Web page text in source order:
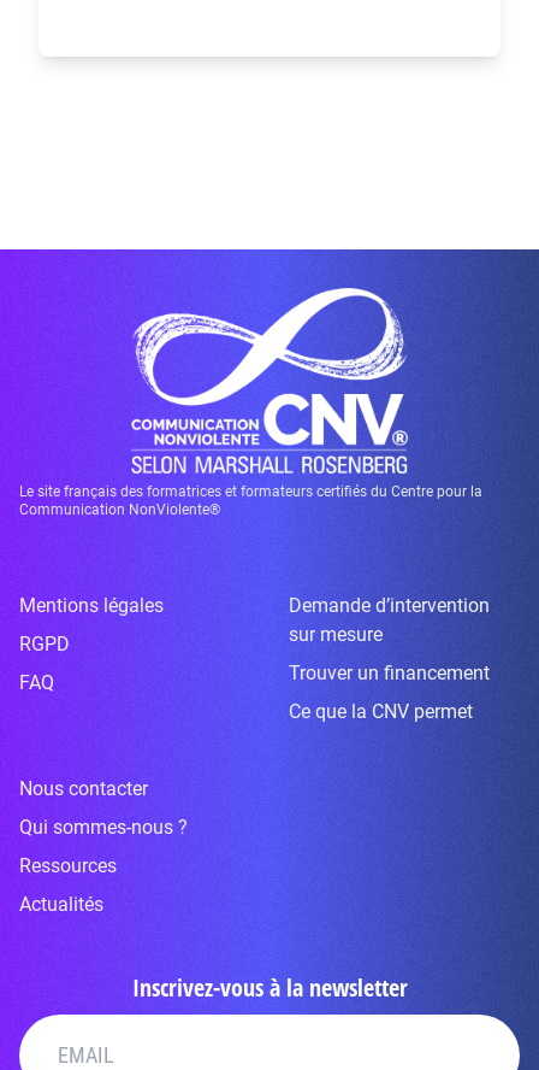
Le site français des formatrices et formateurs certifiés du Centre pour la
Communication NonViolente®
Mentions légales
RGPD
FAQ
Demande d’intervention
sur mesure
Trouver un financement
Ce que la CNV permet
Nous contacter
Qui sommes-nous ?
Ressources
Actualités
Inscrivez-vous à la newsletter